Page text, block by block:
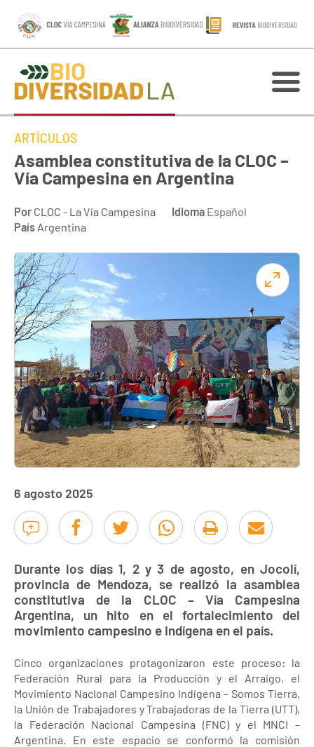
ARTÍCULOS
Asamblea constitutiva de la CLOC –
Vía Campesina en Argentina
Por CLOC - La Vía Campesina Idioma Español
País Argentina
6 agosto 2025
Durante los días 1, 2 y 3 de agosto, en Jocolí,
provincia de Mendoza, se realizó la asamblea
constitutiva de la CLOC – Vía Campesina
Argentina, un hito en el fortalecimiento del
movimiento campesino e indígena en el país.
Cinco organizaciones protagonizaron este proceso: la
Federación Rural para la Producción y el Arraigo, el
Movimiento Nacional Campesino Indígena – Somos Tierra,
la Unión de Trabajadores y Trabajadoras de la Tierra (UTT),
la Federación Nacional Campesina (FNC) y el MNCI –
Argentina. En este espacio se conformó la comisión